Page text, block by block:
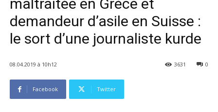
maltraitée en Grèce et
demandeur d’asile en Suisse :
le sort d’une journaliste kurde
08.04.2019 à 10h12 0
3631
Facebook Twitter